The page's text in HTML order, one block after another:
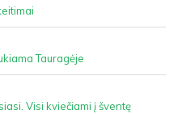
Tauragėje
Visi kviečiami į šventę